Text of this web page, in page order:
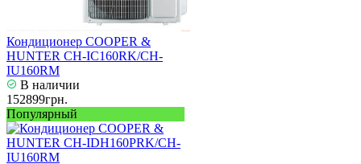
Кондиционер COOPER &
HUNTER CH-IC160RK/CH-
IU160RM
В наличии
152899грн.
Популярный